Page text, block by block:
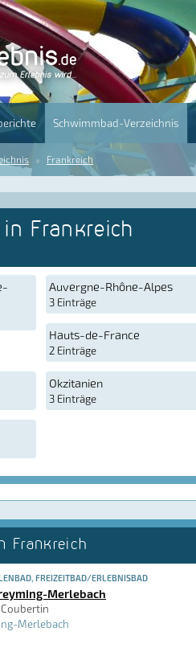
Schwimmbad-Verzeichnis
Frankreich
Frankreich
Auvergne-Rhône-Alpes
3 Einträge
Hauts-de-France
2 Einträge
Okzitanien
3 Einträge
Frankreich
FREIZEITBAD/ERLEBNISBAD
Merlebach
Coubertin
Merlebach